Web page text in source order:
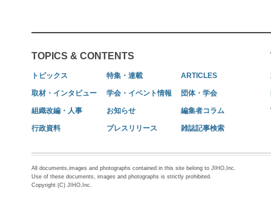
TOPICS & CONTENTS
トピックス 特集・連載 ARTICLES
取材・インタビュー 学会・イベント情報 団体・学会
組織改編・人事 お知らせ 編集者コラム
行政資料 プレスリリース 雑誌記事検索
All documents,images and photographs contained in this site belong to JIHO,Inc.
Use of these documents, images and photographs is strictly prohibited.
Copyright (C) JIHO,Inc.